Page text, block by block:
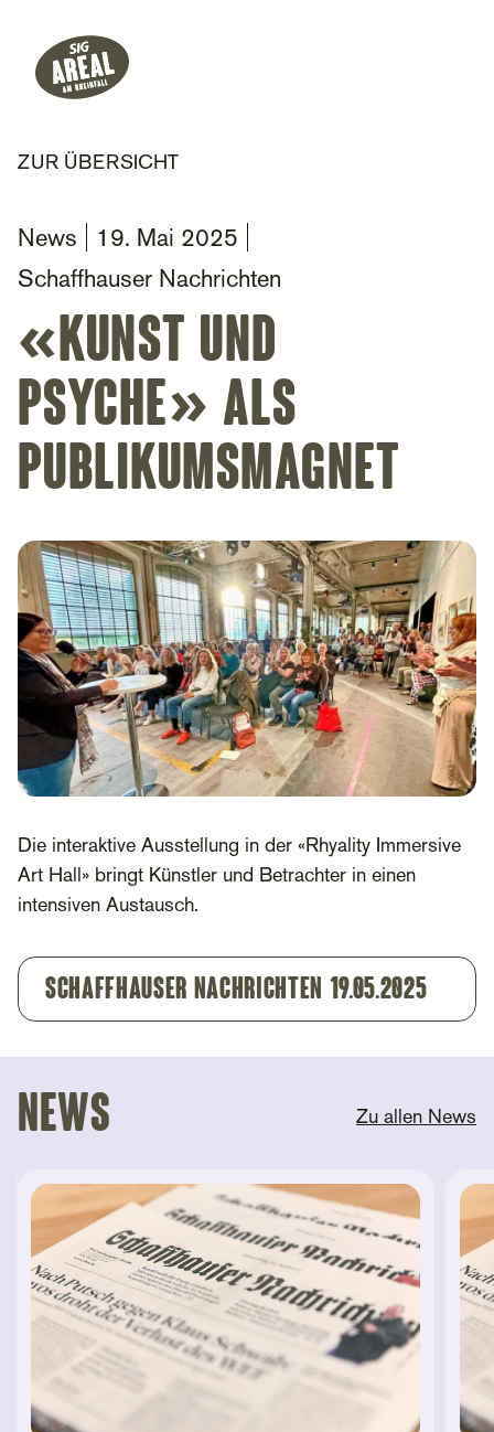
Header
SIG Gemeinnützige Stiftung
Hauptnavigation
ZUR ÜBERSICHT
News
19. Mai 2025
Schaffhauser Nachrichten
«Kunst und
Psyche» als
Publikumsmagnet
Die interaktive Ausstellung in der «Rhyality Immersive
Art Hall» bringt Künstler und Betrachter in einen
intensiven Austausch.
Schaffhauser Nachrichten 19.05.2025
News Zu allen News